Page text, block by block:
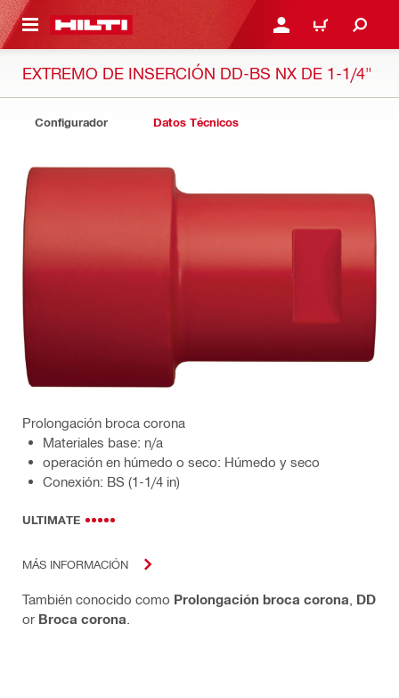
PRINCIPAL INICIE SESIÓN O
CARRITO
EXTREMO DE INSERCIÓN DD-BS NX DE 1-1/4"
Configurador Datos Técnicos
Prolongación broca corona
Materiales base: n/a
operación en húmedo o seco: Húmedo y seco
Conexión: BS (1-1/4 in)
ULTIMATE
MÁS INFORMACIÓN
También conocido como Prolongación broca corona DD
or Broca corona